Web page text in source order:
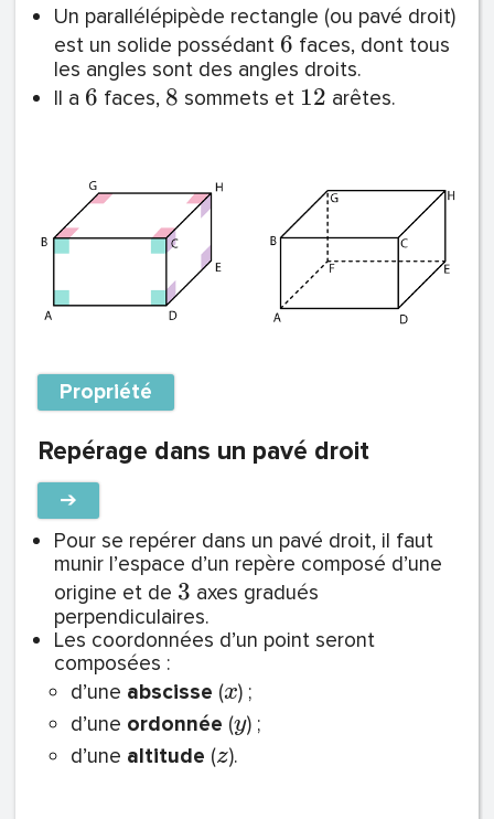
Un parallélépipède rectangle (ou pavé droit)
est un solide possédant 6 faces, dont tous
les angles sont des angles droits.
Il a 6 faces, 8 sommets et 12 arêtes.
Propriété
Repérage dans un pavé droit
➔
Pour se repérer dans un pavé droit, il faut
munir l’espace d’un repère composé d’une
origine et de 3 axes gradués
perpendiculaires.
Les coordonnées d’un point seront
composées :
d’une abscisse (x) ;
d’une ordonnée (y) ;
d’une altitude (z).